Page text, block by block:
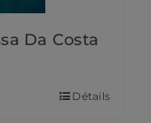
Da Costa
Détails